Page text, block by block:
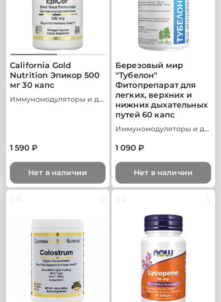
California Gold
Nutrition Эпикор 500
мг 30 капс
Иммуномодуляторы и добавки для иммунитета
1 590 ₽
Нет в наличии
Березовый мир
"Тубелон"
Фитопрепарат для
легких, верхних и
нижних дыхательных
путей 60 капс
Иммуномодуляторы и добавки для иммунитета
1 090 ₽
Нет в наличии
0 0